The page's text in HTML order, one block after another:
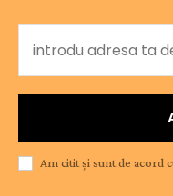
Am citit și sunt de acord